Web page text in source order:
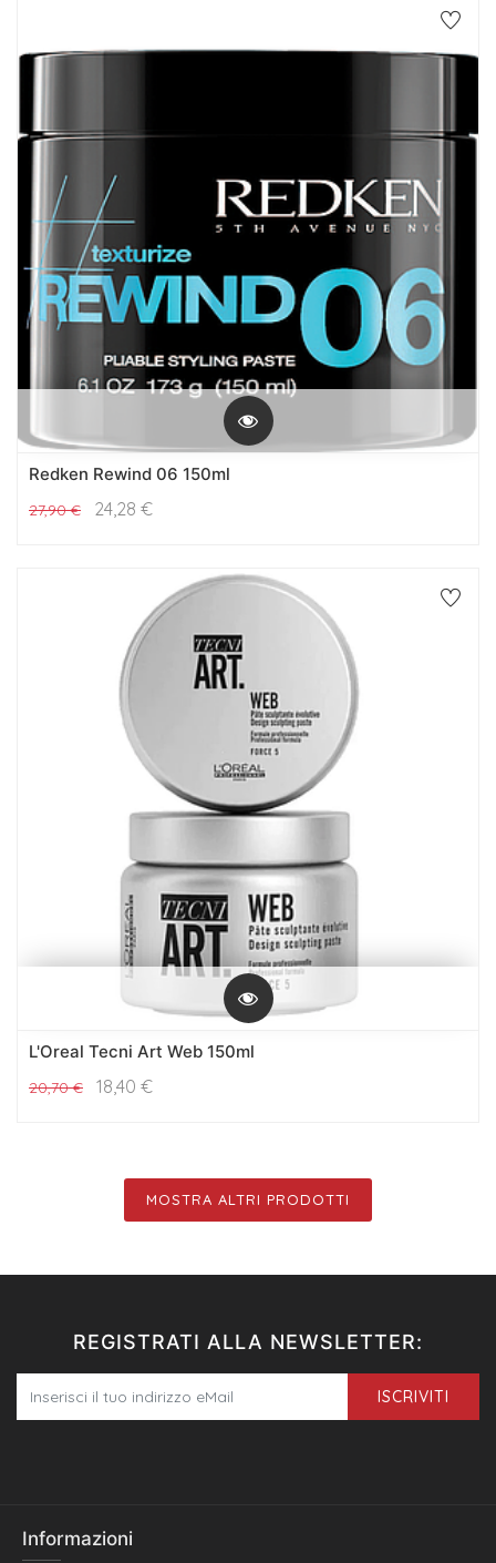
Redken Rewind 06 150ml
27,90€ 24,28 €
L'Oreal Tecni Art Web 150ml
20,70€ 18,40 €
MOSTRA ALTRI PRODOTTI
REGISTRATI ALLA NEWSLETTER:
ISCRIVITI
Informazioni